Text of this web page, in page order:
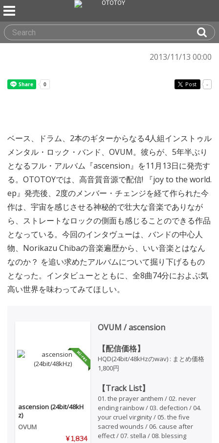
2013/11/13 00:00
Post -
ベース、ドラム、2本のギターからなる4人組インストゥル
メンタル・ロック・バンド、OVUM。彼らが、5年半ぶり
となるフル・アルバム『ascension』を11月13日に発売す
る。OTOTOYでは、高音質音源で配信! 『joy to the world.
ep』発売後、2度のメンバー・チェンジを経て作られた今
作は、宇宙を感じさせる神秘的で壮大な音楽でありなが
ら、ストレートなロックの側面も感じることのできる作品
となっている。今回のインタヴューは、バンドの中心人
物、Norikazu Chibaの音楽遍歴から、いい音楽とはなん
なのか？ を追い求めたアルバムについて掘り下げるもの
となった。インタビューとともに、全8曲74分におよぶ気
高い世界を味わってみてほしい。
ascension (24bit/48kH
z)
OVUM
¥ 1,834
OVUM / ascension
【配信価格】
HQD(24bit/48kHzのwav) : まとめ価格
1,800円
【Track List】
01. the prayer anthem / 02. never
ending rainbow / 03. defection / 04.
your cruel virginity / 05. the five
sacred wounds / 06. cause after
effect / 07. stella / 08. blessing